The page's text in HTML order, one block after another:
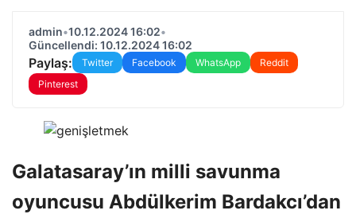
admin•10.12.2024 16:02•
Güncellendi: 10.12.2024 16:02
Paylaş: Twitter Facebook WhatsApp
Reddit
Pinterest
Galatasaray’ın milli savunma
oyuncusu Abdülkerim Bardakcı’dan